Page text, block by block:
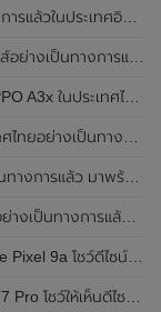
ของ Qualcomm และรองรับเครือข่าย 5G
บตเตอรี่ 5,000mAh และหน้าจอแสดงผล LCD / 90Hz
ว ในราคาเริ่มต้นเพียง 3,999 บาท
ารแล้ว ราคา 14,990 บาท
เตอรี่ 5,000mAh และใช้ชิปเซ็ต Unisoc
างการแล้วในอินเดีย
แบนราบ ไม่มีกรอบของกล้องแล้ว
รายละเอียดสเปกที่สำคัญบางส่วน